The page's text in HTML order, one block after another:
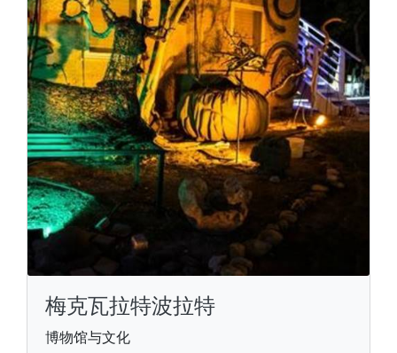
梅克瓦拉特波拉特
博物馆与文化